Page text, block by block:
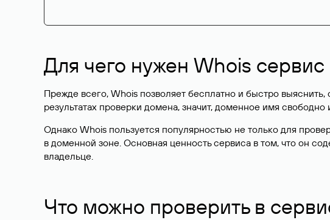
Для чего нужен Whois сервис
Прежде всего, Whois позволяет бесплатно и быстро
результатах проверки домена, значит, доменное имя
Однако Whois пользуется популярностью не только для
в доменной зоне. Основная ценность сервиса в том, что он
владельце.
Что можно проверить в